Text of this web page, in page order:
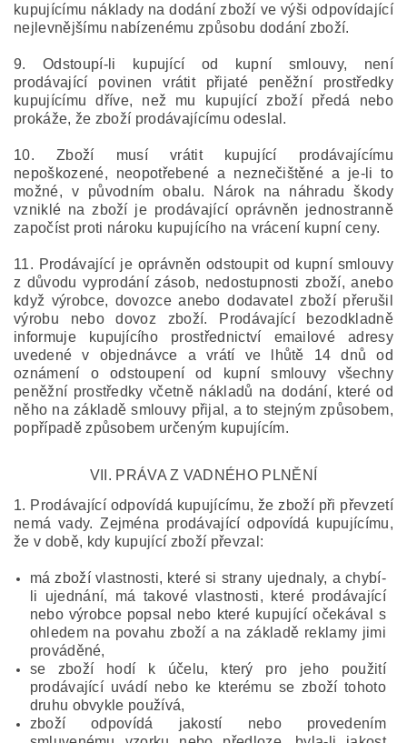
kupujícímu náklady na dodání zboží ve výši odpovídající
nejlevnějšímu nabízenému způsobu dodání zboží.
9. Odstoupí-li kupující od kupní smlouvy, není
prodávající povinen vrátit přijaté peněžní prostředky
kupujícímu dříve, než mu kupující zboží předá nebo
prokáže, že zboží prodávajícímu odeslal.
10. Zboží musí vrátit kupující prodávajícímu
nepoškozené, neopotřebené a neznečištěné a je-li to
možné, v původním obalu. Nárok na náhradu škody
vzniklé na zboží je prodávající oprávněn jednostranně
započíst proti nároku kupujícího na vrácení kupní ceny.
11. Prodávající je oprávněn odstoupit od kupní smlouvy
z důvodu vyprodání zásob, nedostupnosti zboží, anebo
když výrobce, dovozce anebo dodavatel zboží přerušil
výrobu nebo dovoz zboží. Prodávající bezodkladně
informuje kupujícího prostřednictví emailové adresy
uvedené v objednávce a vrátí ve lhůtě 14 dnů od
oznámení o odstoupení od kupní smlouvy všechny
peněžní prostředky včetně nákladů na dodání, které od
něho na základě smlouvy přijal, a to stejným způsobem,
popřípadě způsobem určeným kupujícím.
VII. PRÁVA Z VADNÉHO PLNĚNÍ
1. Prodávající odpovídá kupujícímu, že zboží při převzetí
nemá vady. Zejména prodávající odpovídá kupujícímu,
že v době, kdy kupující zboží převzal:
má zboží vlastnosti, které si strany ujednaly, a chybí-
li ujednání, má takové vlastnosti, které prodávající
nebo výrobce popsal nebo které kupující očekával s
ohledem na povahu zboží a na základě reklamy jimi
prováděné,
se zboží hodí k účelu, který pro jeho použití
prodávající uvádí nebo ke kterému se zboží tohoto
druhu obvykle používá,
zboží odpovídá jakostí nebo provedením